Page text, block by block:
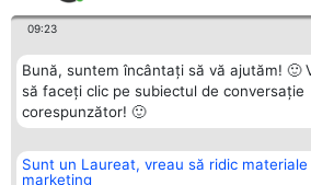
09:23
Bună, suntem încântați să vă ajutăm! 🙂
să faceți clic pe subiectul de conversație
corespunzător! 🙂
Sunt un Laureat, vreau să ridic materiale
marketing
Organizator Ranking
BRIGHT SOLUTIONS BR SRL
Plebiscyt